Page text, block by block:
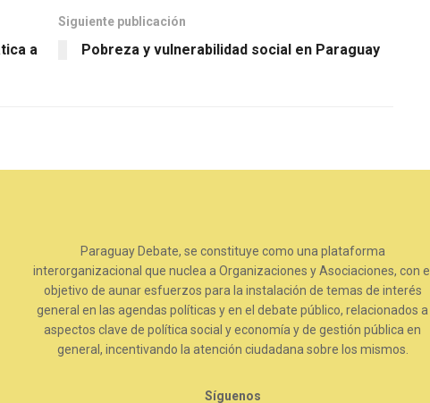
a
Siguiente publicación
Pobreza y vulnerabilidad social en Paraguay
Paraguay Debate, se constituye como una plataforma
interorganizacional que nuclea a Organizaciones y Asociaciones, con el
objetivo de aunar esfuerzos para la instalación de temas de interés
general en las agendas políticas y en el debate público, relacionados a
aspectos clave de política social y economía y de gestión pública en
general, incentivando la atención ciudadana sobre los mismos.
Síguenos